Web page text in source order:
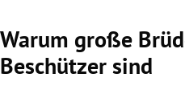
Warum große
Beschützer sind